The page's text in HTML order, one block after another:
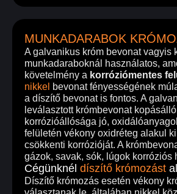
MUNKADARABOK
A galvanikus króm bevonat vagyis
munkadaraboknál használatos,
követelmény a korróziómentes
nikkel bevonat fényességének
a díszítő bevonat is fontos. A
leválasztott krómbevonat
korrózióállósága jó,
felületén vékony oxidréteg alakul
csökkenti korrózióját. A
gázok, savak, sók, lúgok korróziós
Cégünknél díszítő krómozást
Díszítő krómozás esetén vékony